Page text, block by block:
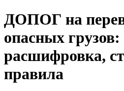
ДОПОГ на
опасных грузов:
расшифровка,
правила